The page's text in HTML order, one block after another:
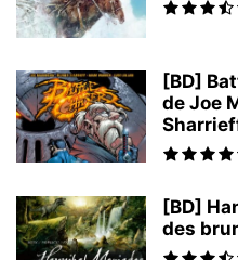
[BD]
de Joe
[BD]
des